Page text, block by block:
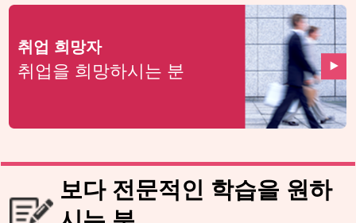
취업 희망자
취업을 희망하시는 분
보다 전문적인 학습을 원하